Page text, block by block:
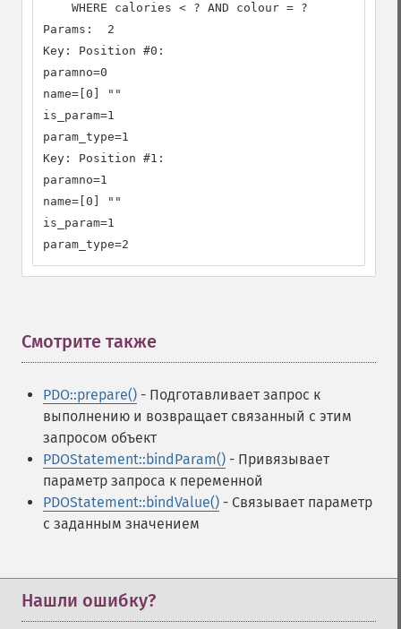
    WHERE calories < ? AND colour = ?
Params:  2
Key: Position #0:
paramno=0
name=[0] ""
is_param=1
param_type=1
Key: Position #1:
paramno=1
name=[0] ""
is_param=1
param_type=2
Смотрите также
PDO::prepare() - Подготавливает запрос к
выполнению и возвращает связанный с этим
запросом объект
PDOStatement::bindParam() - Привязывает
параметр запроса к переменной
PDOStatement::bindValue() - Связывает параметр
с заданным значением
Нашли ошибку?